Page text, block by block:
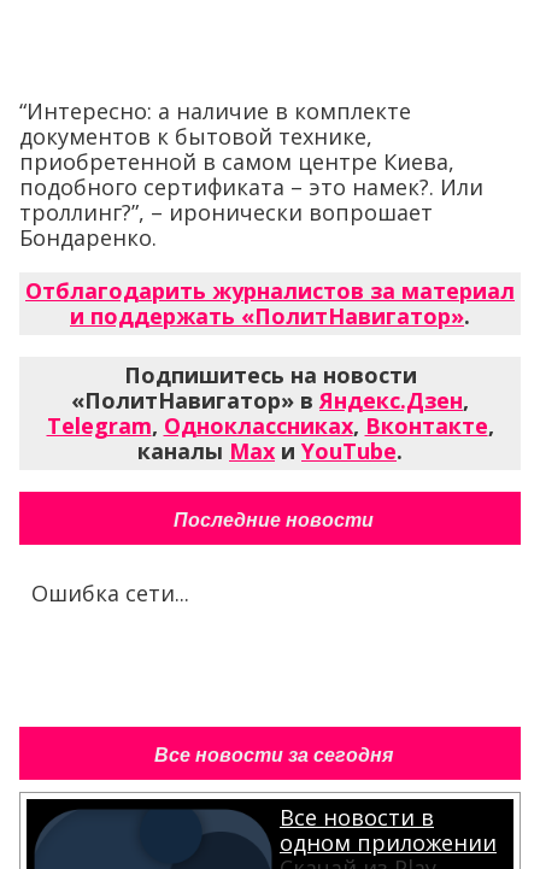
“Интересно: а наличие в комплекте
документов к бытовой технике,
приобретенной в самом центре Киева,
подобного сертификата – это намек?. Или
троллинг?”, – иронически вопрошает
Бондаренко.
Отблагодарить журналистов за материал
и поддержать «ПолитНавигатор».
Подпишитесь на новости
«ПолитНавигатор» в Яндекс.Дзен,
Telegram, Одноклассниках, Вконтакте,
каналы Max и YouTube.
Последние новости
Ошибка сети...
Все новости за сегодня
Все новости в
одном приложении